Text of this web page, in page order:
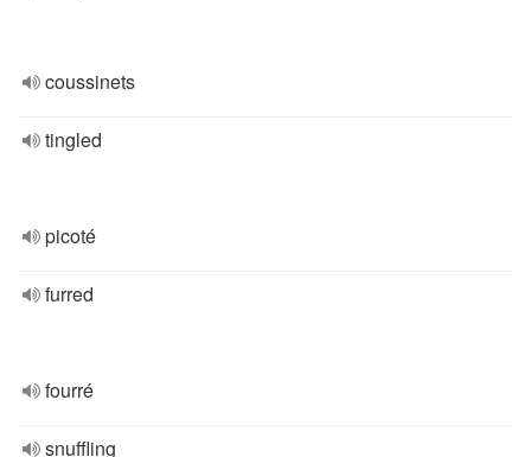
coussinets
tingled
picoté
furred
fourré
snuffling